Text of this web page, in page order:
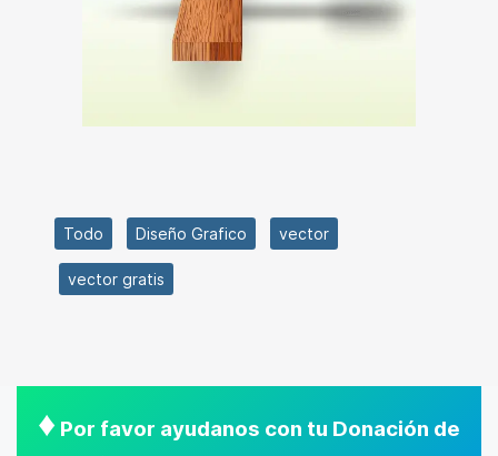
Todo Diseño Grafico vector
vector gratis
♦ Por favor ayudanos con tu Donación de